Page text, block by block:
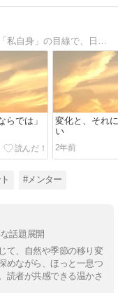
らでは」
変化と、それ
い
2年前
#メンター
話題展開
て、自然や季節の移り変
めながら、ほっと一息つ
読者が共感できる温かさ